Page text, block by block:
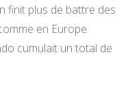
finit plus de battre des
en Europe.
cumulait un total de